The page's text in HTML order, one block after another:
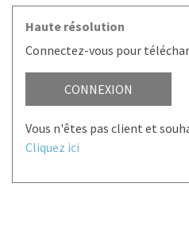
Haute résolution
Connectez-vous pour
CONNEXION
Vous n'êtes pas client et
Cliquez ici